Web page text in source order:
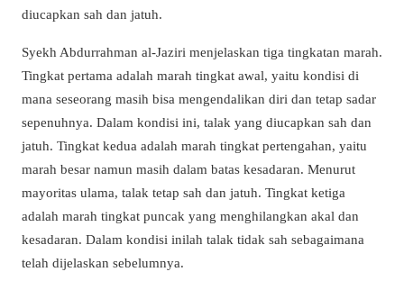
diucapkan sah dan jatuh.
Syekh Abdurrahman al-Jaziri menjelaskan tiga tingkatan marah.
Tingkat pertama adalah marah tingkat awal, yaitu kondisi di
mana seseorang masih bisa mengendalikan diri dan tetap sadar
sepenuhnya. Dalam kondisi ini, talak yang diucapkan sah dan
jatuh. Tingkat kedua adalah marah tingkat pertengahan, yaitu
marah besar namun masih dalam batas kesadaran. Menurut
mayoritas ulama, talak tetap sah dan jatuh. Tingkat ketiga
adalah marah tingkat puncak yang menghilangkan akal dan
kesadaran. Dalam kondisi inilah talak tidak sah sebagaimana
telah dijelaskan sebelumnya.